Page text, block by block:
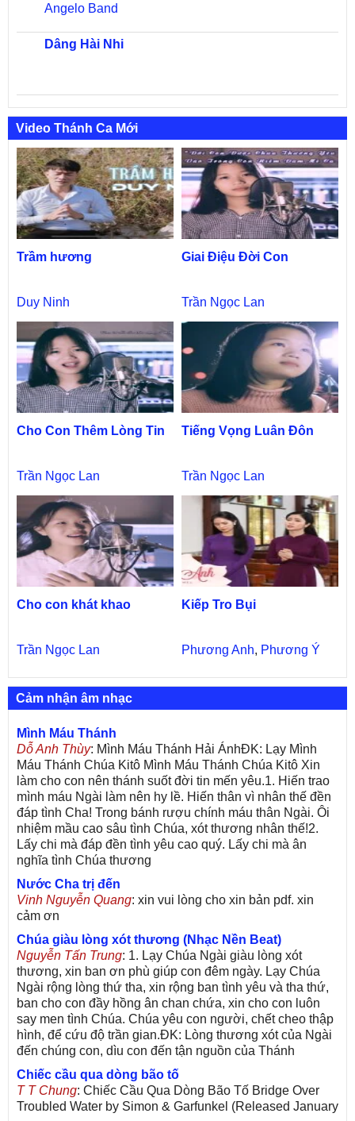
Angelo Band
Dâng Hài Nhi
Video Thánh Ca Mới
Trầm hương
Duy Ninh
Giai Điệu Đời Con
Trần Ngọc Lan
Cho Con Thêm Lòng Tin
Trần Ngọc Lan
Tiếng Vọng Luân Đôn
Trần Ngọc Lan
Cho con khát khao
Trần Ngọc Lan
Kiếp Tro Bụi
Phương Anh, Phương Ý
Cảm nhận âm nhạc
Mình Máu Thánh
Dỗ Anh Thùy: Mình Máu Thánh Hải ÁnhĐK: Lạy Mình
Máu Thánh Chúa Kitô Mình Máu Thánh Chúa Kitô Xin
làm cho con nên thánh suốt đời tin mến yêu.1. Hiến trao
mình máu Ngài làm nên hy lề. Hiến thân vì nhân thế đền
đáp tình Cha! Trong bánh rượu chính máu thân Ngài. Ôi
nhiệm mầu cao sâu tình Chúa, xót thương nhân thế!2.
Lấy chi mà đáp đền tình yêu cao quý. Lấy chi mà ân
nghĩa tình Chúa thương
Nước Cha trị đến
Vinh Nguyễn Quang: xin vui lòng cho xin bản pdf. xin
cảm ơn
Chúa giàu lòng xót thương (Nhạc Nền Beat)
Nguyễn Tấn Trung: 1. Lạy Chúa Ngài giàu lòng xót
thương, xin ban ơn phù giúp con đêm ngày. Lạy Chúa
Ngài rộng lòng thứ tha, xin rộng ban tình yêu và tha thứ,
ban cho con đầy hồng ân chan chứa, xin cho con luôn
say men tình Chúa. Chúa yêu con người, chết cheo thập
hình, để cứu độ trần gian.ĐK: Lòng thương xót của Ngài
đến chúng con, dìu con đến tận nguồn của Thánh
Chiếc cầu qua dòng bão tố
T T Chung: Chiếc Cầu Qua Dòng Bão Tố Bridge Over
Troubled Water by Simon & Garfunkel (Released January